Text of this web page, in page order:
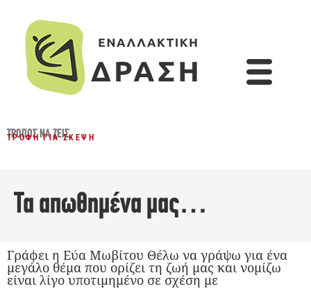
ΤΡΌΠΟΣ ΝΑ ΖΕΙΣ
ΤΡΟΦΉ ΓΙΑ ΣΚΈΨΗ
Τα απωθημένα μας…
Γράφει η Εύα Μωβίτου Θέλω να γράψω για ένα
μεγάλο θέμα που ορίζει τη ζωή μας και νομίζω
είναι λίγο υποτιμημένο σε σχέση με